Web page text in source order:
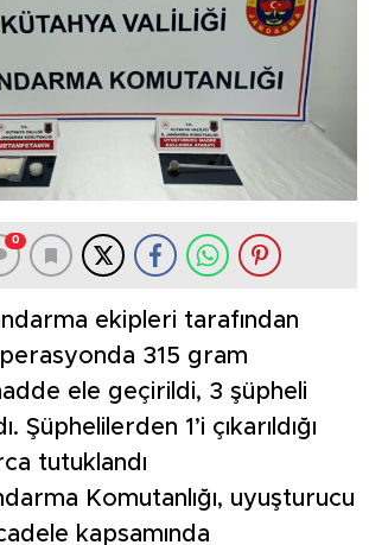
0
ekipleri tarafından
315 gram
ele geçirildi, 3 şüpheli
Şüphelilerden 1’i çıkarıldığı
tutuklandı
Komutanlığı, uyuşturucu
kapsamında